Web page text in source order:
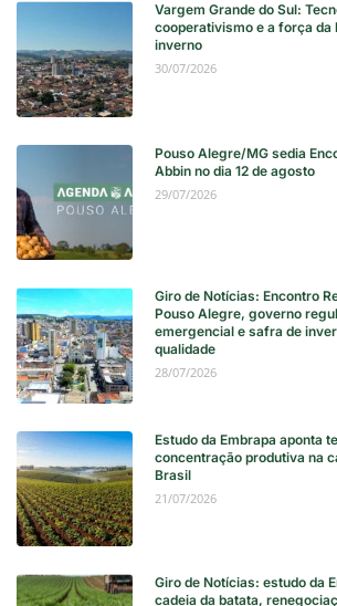
Vargem Grande do Sul:
cooperativismo e a força da
inverno
30/07/2026
Pouso Alegre/MG sedia
Abbin no dia 12 de agosto
29/07/2026
Giro de Notícias: Encontro
Pouso Alegre, governo
emergencial e safra de
qualidade
28/07/2026
Estudo da Embrapa aponta
concentração produtiva na
Brasil
21/07/2026
Giro de Notícias: estudo da
cadeia da batata,